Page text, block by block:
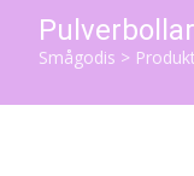
Smågodis >